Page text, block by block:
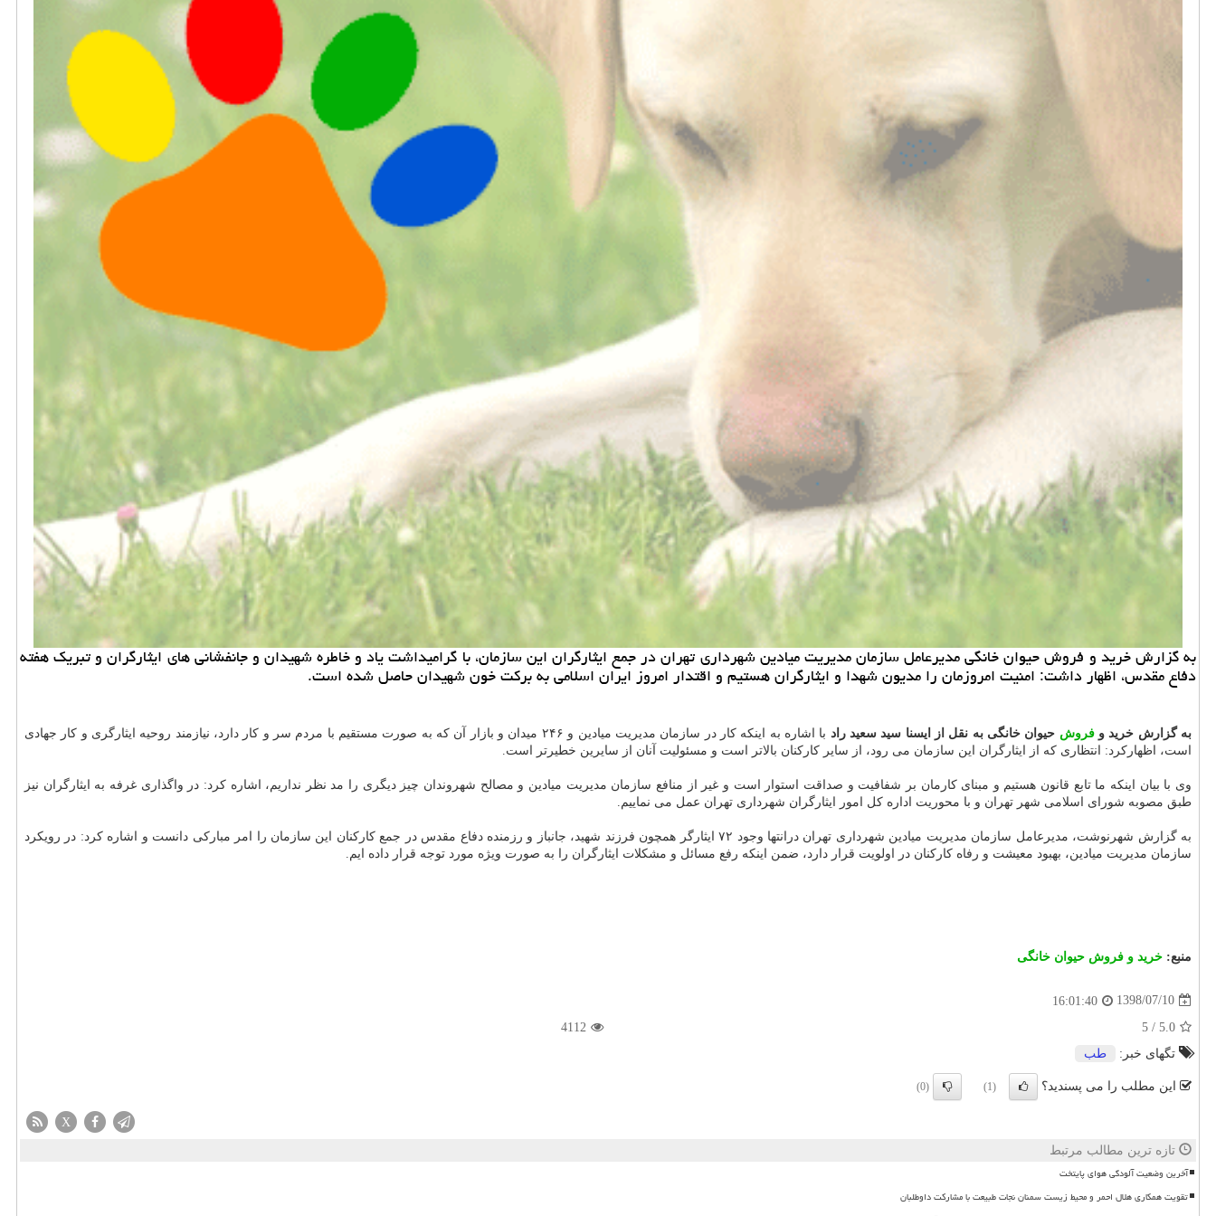
به گزارش خرید و فروش حیوان خانگی مدیرعامل سازمان مدیریت میادین شهرداری تهران در جمع ایثارگران این سازمان، با گرامیداشت یاد و خاطره شهیدان و جانفشانی های ایثارگران و تبریك هفته
دفاع مقدس، اظهار داشت: امنیت امروزمان را مدیون شهدا و ایثارگران هستیم و اقتدار امروز ایران اسلامی به بركت خون شهیدان حاصل شده است.
به گزارش خرید وفروش حیوان خانگی به نقل از ایسنا سید سعید راد
با اشاره به اینكه كار در سازمان مدیریت میادین و ۲۴۶ میدان و بازار آن كه به صورت مستقیم با مردم سر و كار دارد، نیازمند روحیه ایثارگری و كار جهادی
است، اظهاركرد: انتظاری كه از ایثارگران این سازمان می رود، از سایر كاركنان بالاتر است و مسئولیت آنان از سایرین خطیرتر است.
وی با بیان اینكه ما تابع قانون هستیم و مبنای كارمان بر شفافیت و صداقت استوار است و غیر از منافع سازمان مدیریت میادین و مصالح شهروندان چیز دیگری را مد نظر نداریم، اشاره كرد: در واگذاری غرفه به ایثارگران نیز
طبق مصوبه شورای اسلامی شهر تهران و با محوریت اداره كل امور ایثارگران شهرداری تهران عمل می نماییم.
به گزارش شهرنوشت، مدیرعامل سازمان مدیریت میادین شهرداری تهران درانتها وجود ۷۲ ایثارگر همچون فرزند شهید، جانباز و رزمنده دفاع مقدس در جمع كاركنان این سازمان را امر مباركی دانست و اشاره كرد: در رویكرد
سازمان مدیریت میادین، بهبود معیشت و رفاه كاركنان در اولویت قرار دارد، ضمن اینكه رفع مسائل و مشكلات ایثارگران را به صورت ویژه مورد توجه قرار داده ایم.
منبع: خرید و فروش حیوان خانگی
1398/07/10
16:01:40
5.0
/
5
4112
تگهای خبر:
طب
این مطلب را می پسندید؟ (1)
(0)
X
تازه ترین مطالب مرتبط
آخرین وضعیت آلودگی هوای پایتخت
تقویت همکاری هلال احمر و محیط زیست سمنان نجات طبیعت با مشارکت داوطلبان